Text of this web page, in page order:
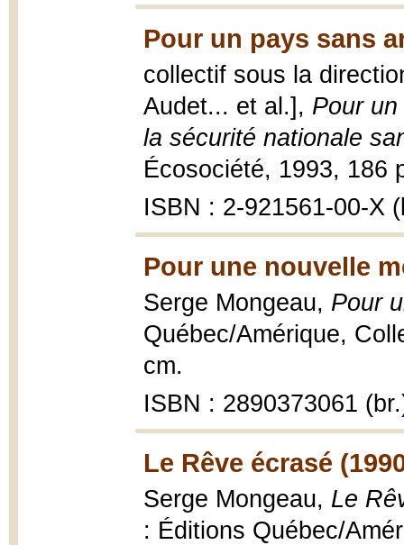
Pour un pays sans
collectif sous la
Audet... et al.], Pour
la sécurité nationale
Écosociété, 1993, 186
ISBN : 2-921561-00-X
Pour une nouvelle
Serge Mongeau, Pour
Québec/Amérique,
cm.
ISBN : 2890373061
Le Rêve écrasé
Serge Mongeau, Le
: Éditions Québec/